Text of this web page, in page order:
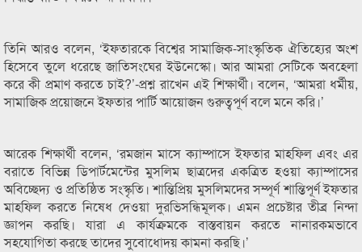
তিনি আরও বলেন, ‘ইফতারকে বিশ্বের সামাজিক-সাংস্কৃতিক ঐতিহ্যের অংশ
হিসেবে তুলে ধরেছে জাতিসংঘের ইউনেস্কো। আর আমরা সেটিকে অবহেলা
করে কী প্রমাণ করতে চাই?’-প্রশ্ন রাখেন এই শিক্ষার্থী। বলেন, ‘আমরা ধর্মীয়,
সামাজিক প্রয়োজনে ইফতার পার্টি আয়োজন গুরুত্বপূর্ণ বলে মনে করি।’
আরেক শিক্ষার্থী বলেন, ‘রমজান মাসে ক্যাম্পাসে ইফতার মাহফিল এবং এর
বরাতে বিভিন্ন ডিপার্টমেন্টের মুসলিম ছাত্রদের একত্রিত হওয়া ক্যাম্পাসের
অবিচ্ছেদ্য ও প্রতিষ্ঠিত সংস্কৃতি। শান্তিপ্রিয় মুসলিমদের সম্পূর্ণ শান্তিপূর্ণ ইফতার
মাহফিল করতে নিষেধ দেওয়া দুরভিসন্ধিমূলক। এমন প্রচেষ্টার তীব্র নিন্দা
জ্ঞাপন করছি। যারা এ কার্যক্রমকে বাস্তবায়ন করতে নানারকমভাবে
সহযোগিতা করছে তাদের সুবোধোদয় কামনা করছি।’